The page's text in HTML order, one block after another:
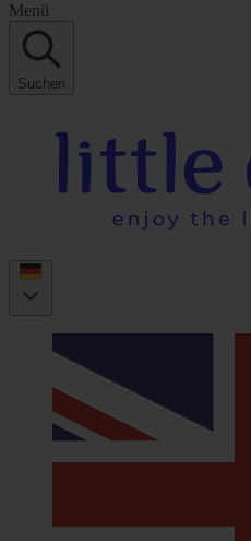
Menü
Suchen